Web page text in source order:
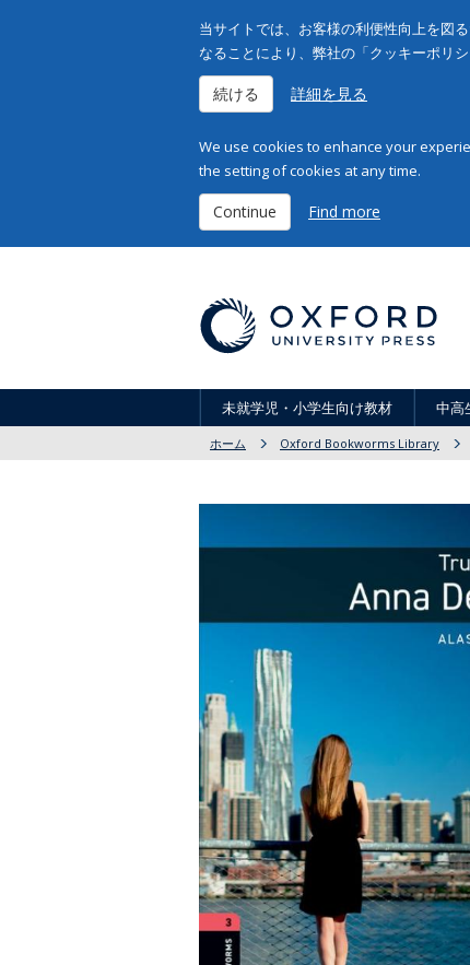
当サイトでは、お客様の利便性向上を図
なることにより、弊社の「クッキーポリ
続ける 詳細を見る
We use cookies to enhance your
the setting of cookies at any time.
Continue Find more
未就学児・小学生向け教材 中高
ホーム Oxford Bookworms Library